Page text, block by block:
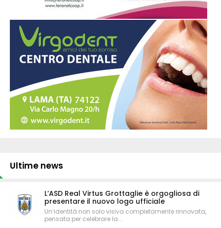
Ultime news
L’ASD Real Virtus Grottaglie è orgogliosa di
presentare il nuovo logo ufficiale
Un’identità non solo visiva completamente rinnovata,
pensata per celebrare la...